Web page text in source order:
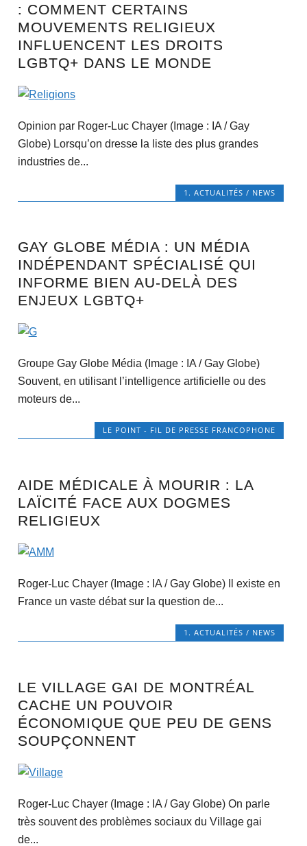
: COMMENT CERTAINS
MOUVEMENTS RELIGIEUX
INFLUENCENT LES DROITS
LGBTQ+ DANS LE MONDE
Opinion par Roger-Luc Chayer (Image : IA / Gay
Globe) Lorsqu’on dresse la liste des plus grandes
industries de...
1. ACTUALITÉS / NEWS
GAY GLOBE MÉDIA : UN MÉDIA
INDÉPENDANT SPÉCIALISÉ QUI
INFORME BIEN AU-DELÀ DES
ENJEUX LGBTQ+
Groupe Gay Globe Média (Image : IA / Gay Globe)
Souvent, en utilisant l’intelligence artificielle ou des
moteurs de...
LE POINT - FIL DE PRESSE FRANCOPHONE
AIDE MÉDICALE À MOURIR : LA
LAÏCITÉ FACE AUX DOGMES
RELIGIEUX
Roger-Luc Chayer (Image : IA / Gay Globe) Il existe en
France un vaste débat sur la question de...
1. ACTUALITÉS / NEWS
LE VILLAGE GAI DE MONTRÉAL
CACHE UN POUVOIR
ÉCONOMIQUE QUE PEU DE GENS
SOUPÇONNENT
Roger-Luc Chayer (Image : IA / Gay Globe) On parle
très souvent des problèmes sociaux du Village gai
de...